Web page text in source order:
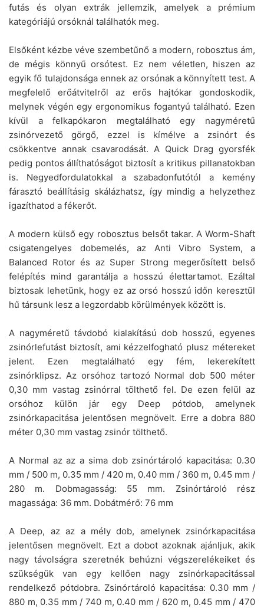
futás és olyan extrák jellemzik, amelyek a prémium
kategóriájú orsóknál találhatók meg.
Elsőként kézbe véve szembetűnő a modern, robosztus ám,
de mégis könnyű orsótest. Ez nem véletlen, hiszen az
egyik fő tulajdonsága ennek az orsónak a könnyített test. A
megfelelő erőátvitelről az erős hajtókar gondoskodik,
melynek végén egy ergonomikus fogantyú található. Ezen
kívül a felkapókaron megtalálható egy nagyméretű
zsinórvezető görgő, ezzel is kímélve a zsinórt és
csökkentve annak csavarodását. A Quick Drag gyorsfék
pedig pontos állíthatóságot biztosít a kritikus pillanatokban
is. Negyedfordulatokkal a szabadonfutótól a kemény
fárasztó beállításig skálázhatsz, így mindig a helyzethez
igazíthatod a fékerőt.
A modern külső egy robosztus belsőt takar. A Worm-Shaft
csigatengelyes dobemelés, az Anti Vibro System, a
Balanced Rotor és az Super Strong megerősített belső
felépítés mind garantálja a hosszú élettartamot. Ezáltal
biztosak lehetünk, hogy ez az orsó hosszú időn keresztül
hű társunk lesz a legzordabb körülmények között is.
A nagyméretű távdobó kialakítású dob hosszú, egyenes
zsinórlefutást biztosít, ami kézzelfogható plusz métereket
jelent. Ezen megtalálható egy fém, lekerekített
zsinórklipsz. Az orsóhoz tartozó Normal dob 500 méter
0,30 mm vastag zsinórral tölthető fel. De ezen felül az
orsóhoz külön jár egy Deep pótdob, amelynek
zsinórkapacitása jelentősen megnövelt. Erre a dobra 880
méter 0,30 mm vastag zsinór tölthető.
A Normal az az a sima dob zsinórtároló kapacitása: 0.30
mm / 500 m, 0.35 mm / 420 m, 0.40 mm / 360 m, 0.45 mm /
280 m. Dobmagasság: 55 mm. Zsinórtároló rész
magassága: 36 mm. Dobátmérő: 76 mm
A Deep, az az a mély dob, amelynek zsinórkapacitása
jelentősen megnövelt. Ezt a dobot azoknak ajánljuk, akik
nagy távolságra szeretnék behúzni végszerelékeiket és
szükségük van egy kellően nagy zsinórkapacitással
rendelkező pótdobra. Zsinórtároló kapacitása: 0.30 mm /
880 m, 0.35 mm / 740 m, 0.40 mm / 620 m, 0.45 mm / 470